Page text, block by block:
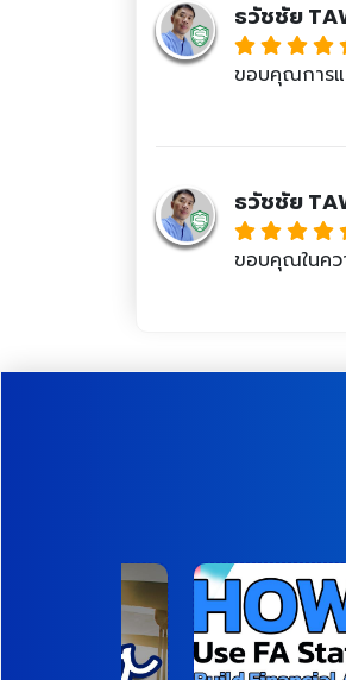
ธวัชชัย
ขอบคุณการแ
ธวัชชัย
ขอบคุณในคว